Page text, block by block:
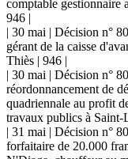
comptable gestionnaire
946 |
| 30 mai | Décision n°
gérant de la caisse
Thiès | 946 |
| 30 mai | Décision n°
réordonnancement de
quadriennale au profit
travaux publics à Saint-
| 31 mai | Décision n°
forfaitaire de 20.000